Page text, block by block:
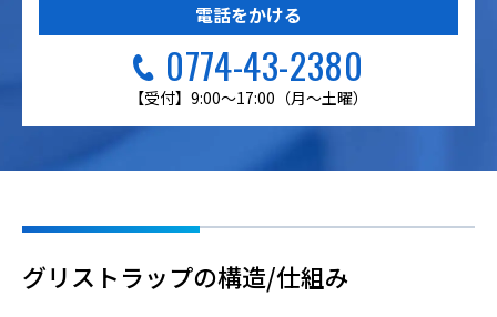
電話をかける
0774-43-2380
【受付】9:00～17:00（月～土曜）
グリストラップの構造/仕組み